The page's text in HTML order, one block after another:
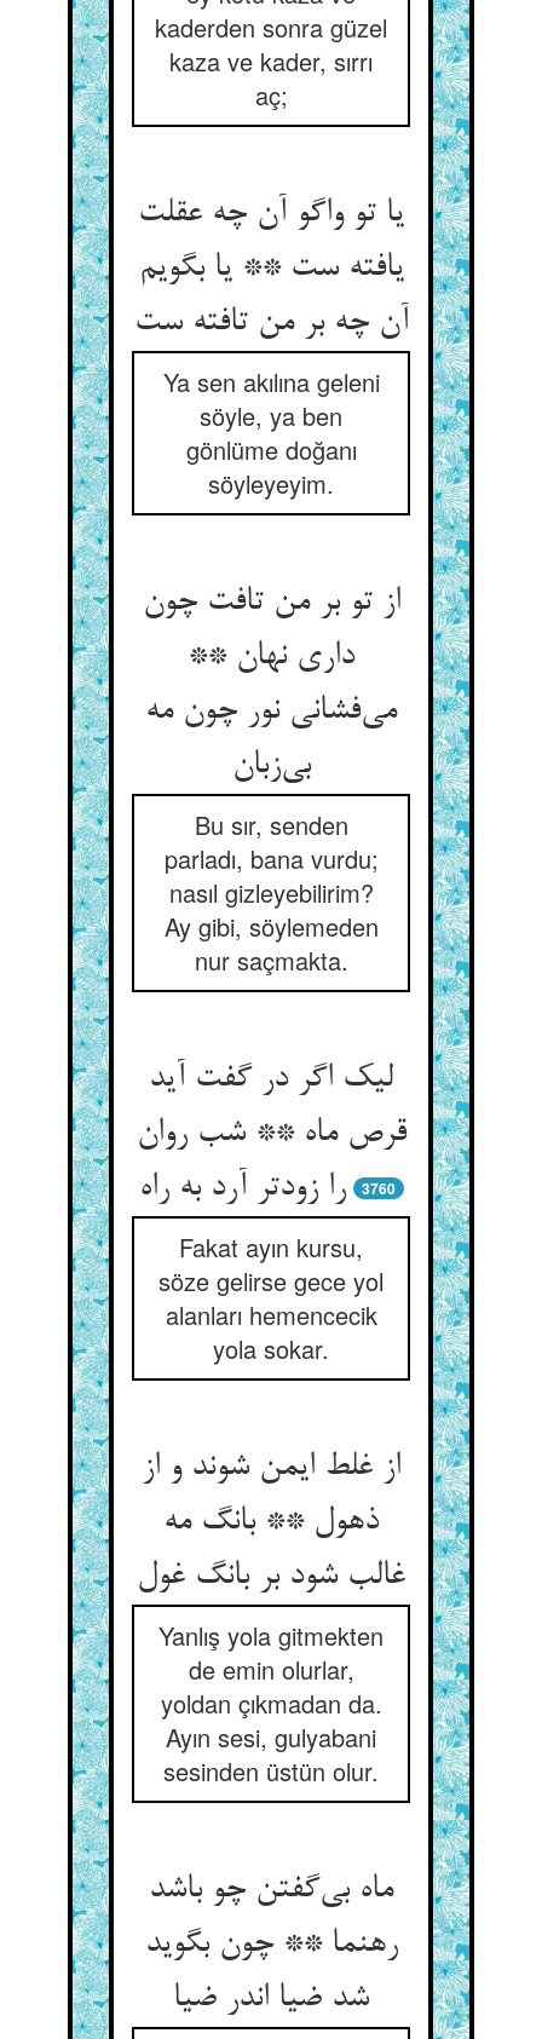
kaderden sonra güzel
kaza ve kader, sırrı
aç;
یا تو واگو آن چه عقلت
یافته ست ** یا بگویم
Ya sen akılına geleni
söyle, ya ben
gönlüme doğanı
söyleyeyim.
از تو بر من تافت چون
داری نهان **
می‌‌فشانی نور چون مه
بی‌‌زبان‌‌
Bu sır, senden
parladı, bana vurdu;
nasıl gizleyebilirim?
Ay gibi, söylemeden
nur saçmakta.
لیک اگر در گفت آید
قرص ماه ** شب روان
را زودتر آرد به راه‌‌
3760
Fakat ayın kursu,
söze gelirse gece yol
alanları hemencecik
yola sokar.
از غلط ایمن شوند و از
ذهول ** بانگ مه
Yanlış yola gitmekten
de emin olurlar,
yoldan çıkmadan da.
Ayın sesi, gulyabani
sesinden üstün olur.
ماه بی‌‌گفتن چو باشد
رهنما ** چون بگوید
شد ضیا اندر ضیا